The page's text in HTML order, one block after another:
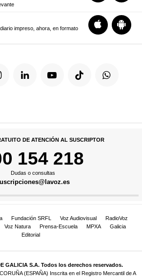
impreso, ahora, en formato
DE ATENCIÓN AL SUSCRIPTOR
154 218
Dudas o consultas
Fundación SRFL Voz Audiovisual
RadioVoz
Voz Natura Prensa-Escuela MPXA
Galicia
Editorial
GALICIA S.A. Todos los derechos reservados.
(ESPAÑA) Inscrita en el Registro Mercantil de A